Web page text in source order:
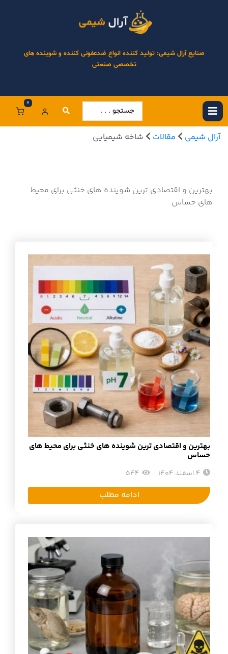
صنایع آرال شیمی: تولید کننده انواع ضدعفونی کننده و شوینده های
تخصصی صنعتی
0
آرال شیمی مقالات شاخه شیمیایی
بهترین و اقتصادی ترین شوینده های خنثی برای محیط
های حساس
بهترین و اقتصادی ترین شوینده های خنثی برای محیط های
حساس
4 اسفند 1404 544
ادامه مطلب